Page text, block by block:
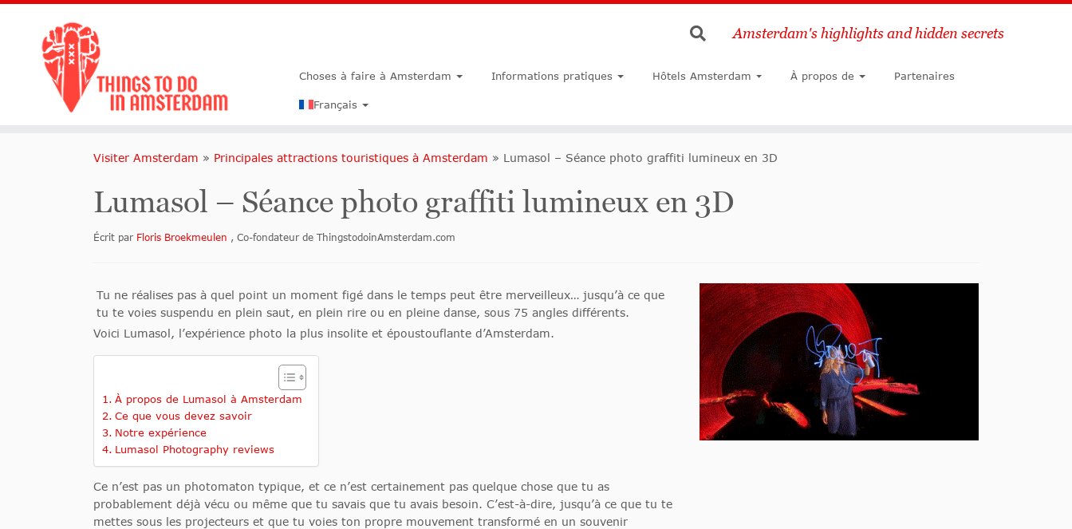
Chercher
Amsterdam's highlights and hidden secrets
Choses à faire à Amsterdam Informations pratiques Hôtels Amsterdam À propos de Partenaires
Français
Visiter Amsterdam » Principales attractions touristiques à Amsterdam » Lumasol – Séance photo graffiti lumineux en 3D
Lumasol – Séance photo graffiti lumineux en 3D
Écrit par Floris Broekmeulen , Co-fondateur de ThingstodoinAmsterdam.com
Tu ne réalises pas à quel point un moment figé dans le temps peut être merveilleux… jusqu’à ce que
tu te voies suspendu en plein saut, en plein rire ou en pleine danse, sous 75 angles différents.
Voici Lumasol, l’expérience photo la plus insolite et époustouflante d’Amsterdam.
À propos de Lumasol à Amsterdam
Ce que vous devez savoir
Notre expérience
Lumasol Photography reviews
Ce n’est pas un photomaton typique, et ce n’est certainement pas quelque chose que tu as
probablement déjà vécu ou même que tu savais que tu avais besoin. C’est-à-dire, jusqu’à ce que tu te
mettes sous les projecteurs et que tu voies ton propre mouvement transformé en un souvenir